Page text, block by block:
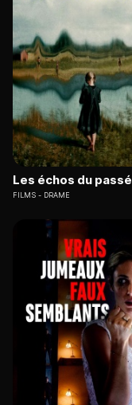
Les échos du passé
FILMS DRAME